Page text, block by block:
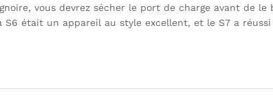
vous devrez sécher le port de charge avant de le
S6 était un appareil au style excellent, et le S7 a réussi